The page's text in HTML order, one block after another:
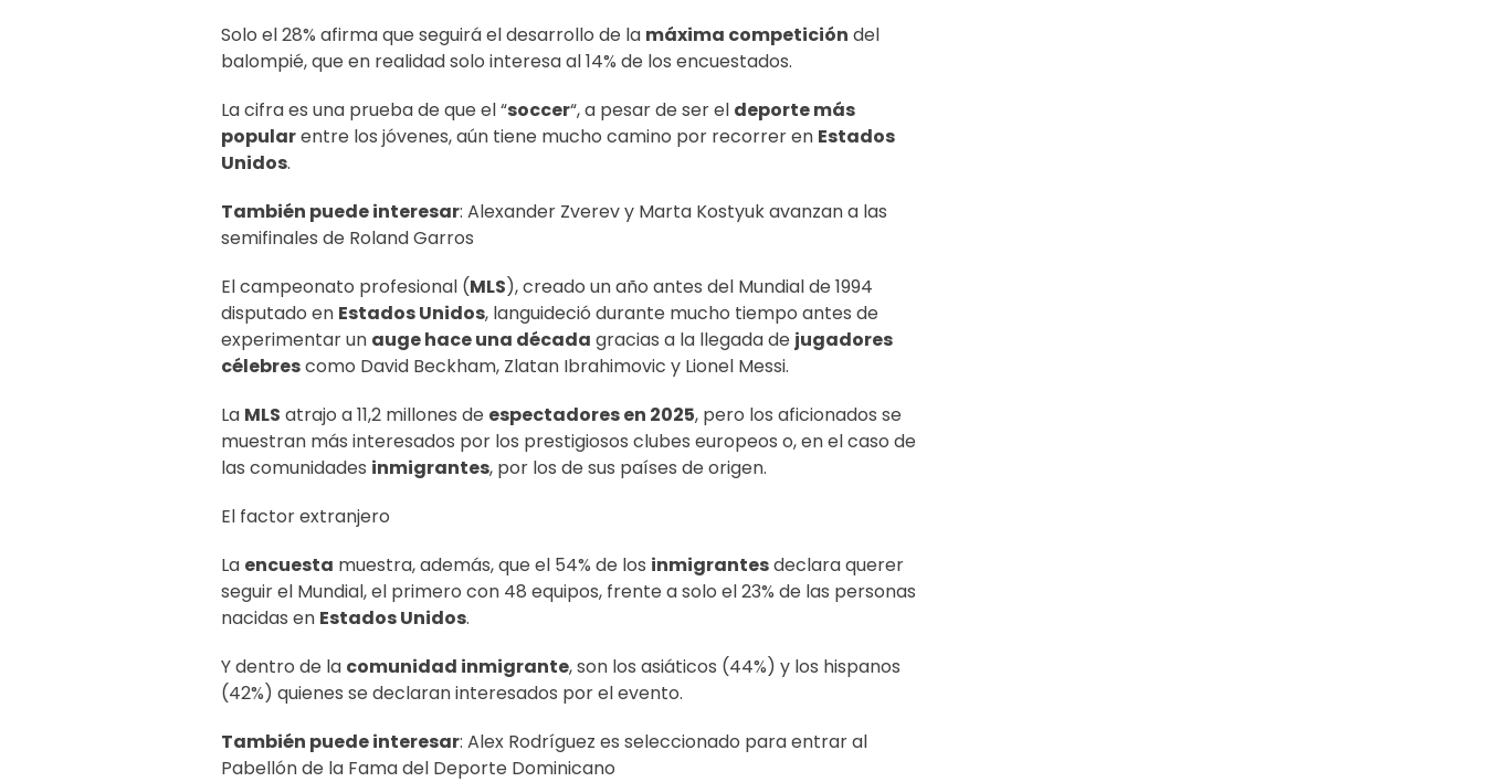
Solo el 28% afirma que seguirá el desarrollo de la máxima competición del
balompié, que en realidad solo interesa al 14% de los encuestados.
La cifra es una prueba de que el “soccer“, a pesar de ser el deporte más
popularentre los jóvenes, aún tiene mucho camino por recorrer en Estados
Unidos.
También puede interesar: Alexander Zverev y Marta Kostyuk avanzan a las
semifinales de Roland Garros
El campeonato profesional (MLS), creado un año antes del Mundial de 1994
disputado en Estados Unidos, languideció durante mucho tiempo antes de
experimentar un auge hace una década gracias a la llegada de jugadores
célebrescomo David Beckham, Zlatan Ibrahimovic y Lionel Messi.
La MLS atrajo a 11,2 millones de espectadores en 2025, pero los aficionados se
muestran más interesados por los prestigiosos clubes europeos o, en el caso de
las comunidades inmigrantes, por los de sus países de origen.
El factor extranjero
La encuesta muestra, además, que el 54% de los inmigrantesdeclara querer
seguir el Mundial, el primero con 48 equipos, frente a solo el 23% de las personas
nacidas en Estados Unidos.
Y dentro de la comunidad inmigrante, son los asiáticos (44%) y los hispanos
(42%) quienes se declaran interesados por el evento.
También puede interesar: Alex Rodríguez es seleccionado para entrar al
Pabellón de la Fama del Deporte Dominicano